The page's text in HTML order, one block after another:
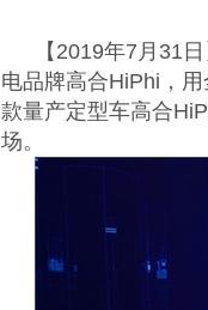
【2019年7月31
电品牌高合HiPhi，
款量产定型车高合
场。